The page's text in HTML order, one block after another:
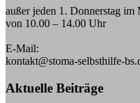
außer jeden 1. Donnerstag
von 10.00 – 14.00 Uhr
E-Mail:
kontakt@stoma-selbsthilfe-
Aktuelle Beiträge